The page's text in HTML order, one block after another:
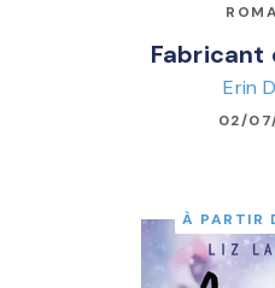
Fabricant
Erin
02/
À PARTIR